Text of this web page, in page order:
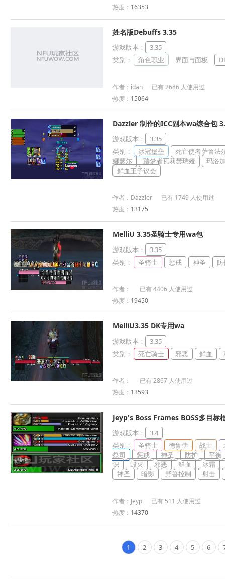
热度： 16353
姓名版Debuffs 3.35
游戏版本：
3.35
类别：
角色职业 界面与面板
作者：idan 已有 2686 人使用过
热度： 15064
Dazzler 制作的ICC副本wa综合包
游戏版本：
3.35
类别：
冰冠堡垒
死亡使者萨鲁法
娜瑟尔
踏梦者瓦莉瑟瑞娅
玛洛
鲜血王子议会
作者：Dazzler 已有 1749 人使用过
热度： 13175
MelliU 3.35圣骑士专用wa包
游戏版本：
3.35
类别：
圣骑士 惩戒 神圣
作者： 已有 4406 人使用过
热度： 19450
MelliU3.35 DK专用wa
游戏版本：
3.35
类别：
死亡骑士 邪恶 鲜血
作者： 已有 2867 人使用过
热度： 13593
Jeyp's Boss Frames BOSS多目标
游戏版本：
3.4
类别：
圣骑士 德鲁伊 战士
祭司
惩戒 神圣 防护
平衡
识
毁灭 邪恶 鲜血
冰霜
神圣
暗影 野兽控制 射击
作者：Jeyp 已有 511 人使用过
热度： 14370
1 2 3 4 5 6